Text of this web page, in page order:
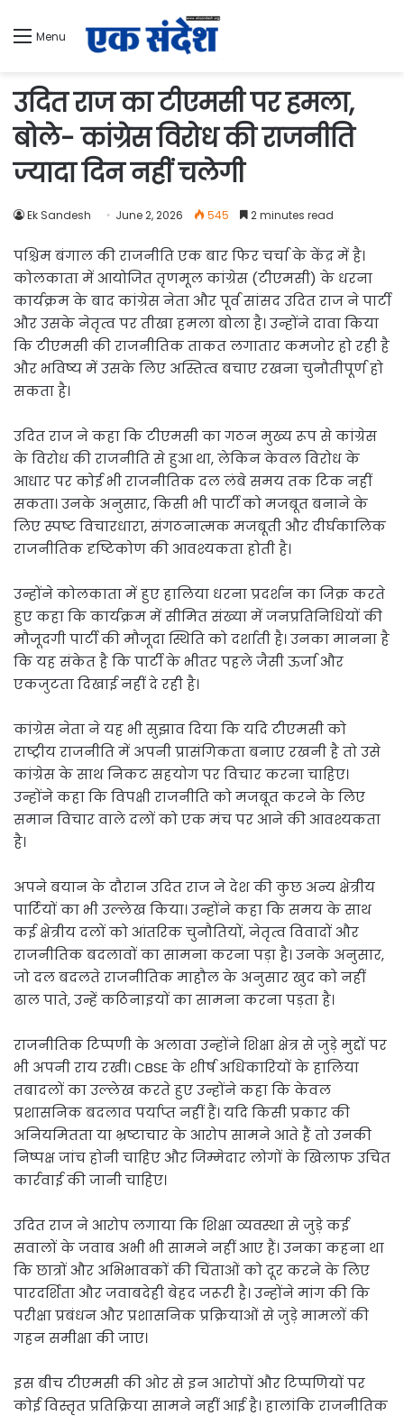
Menu
उदित राज का टीएमसी पर हमला,
बोले- कांग्रेस विरोध की राजनीति
ज्यादा दिन नहीं चलेगी
Ek Sandesh June 2, 2026 545 2 minutes read
पश्चिम बंगाल की राजनीति एक बार फिर चर्चा के केंद्र में है।
कोलकाता में आयोजित तृणमूल कांग्रेस (टीएमसी) के धरना
कार्यक्रम के बाद कांग्रेस नेता और पूर्व सांसद उदित राज ने पार्टी
और उसके नेतृत्व पर तीखा हमला बोला है। उन्होंने दावा किया
कि टीएमसी की राजनीतिक ताकत लगातार कमजोर हो रही है
और भविष्य में उसके लिए अस्तित्व बचाए रखना चुनौतीपूर्ण हो
सकता है।
उदित राज ने कहा कि टीएमसी का गठन मुख्य रूप से कांग्रेस
के विरोध की राजनीति से हुआ था, लेकिन केवल विरोध के
आधार पर कोई भी राजनीतिक दल लंबे समय तक टिक नहीं
सकता। उनके अनुसार, किसी भी पार्टी को मजबूत बनाने के
लिए स्पष्ट विचारधारा, संगठनात्मक मजबूती और दीर्घकालिक
राजनीतिक दृष्टिकोण की आवश्यकता होती है।
उन्होंने कोलकाता में हुए हालिया धरना प्रदर्शन का जिक्र करते
हुए कहा कि कार्यक्रम में सीमित संख्या में जनप्रतिनिधियों की
मौजूदगी पार्टी की मौजूदा स्थिति को दर्शाती है। उनका मानना है
कि यह संकेत है कि पार्टी के भीतर पहले जैसी ऊर्जा और
एकजुटता दिखाई नहीं दे रही है।
कांग्रेस नेता ने यह भी सुझाव दिया कि यदि टीएमसी को
राष्ट्रीय राजनीति में अपनी प्रासंगिकता बनाए रखनी है तो उसे
कांग्रेस के साथ निकट सहयोग पर विचार करना चाहिए।
उन्होंने कहा कि विपक्षी राजनीति को मजबूत करने के लिए
समान विचार वाले दलों को एक मंच पर आने की आवश्यकता
है।
अपने बयान के दौरान उदित राज ने देश की कुछ अन्य क्षेत्रीय
पार्टियों का भी उल्लेख किया। उन्होंने कहा कि समय के साथ
कई क्षेत्रीय दलों को आंतरिक चुनौतियों, नेतृत्व विवादों और
राजनीतिक बदलावों का सामना करना पड़ा है। उनके अनुसार,
जो दल बदलते राजनीतिक माहौल के अनुसार खुद को नहीं
ढाल पाते, उन्हें कठिनाइयों का सामना करना पड़ता है।
राजनीतिक टिप्पणी के अलावा उन्होंने शिक्षा क्षेत्र से जुड़े मुद्दों पर
भी अपनी राय रखी। CBSE के शीर्ष अधिकारियों के हालिया
तबादलों का उल्लेख करते हुए उन्होंने कहा कि केवल
प्रशासनिक बदलाव पर्याप्त नहीं हैं। यदि किसी प्रकार की
अनियमितता या भ्रष्टाचार के आरोप सामने आते हैं तो उनकी
निष्पक्ष जांच होनी चाहिए और जिम्मेदार लोगों के खिलाफ उचित
कार्रवाई की जानी चाहिए।
उदित राज ने आरोप लगाया कि शिक्षा व्यवस्था से जुड़े कई
सवालों के जवाब अभी भी सामने नहीं आए हैं। उनका कहना था
कि छात्रों और अभिभावकों की चिंताओं को दूर करने के लिए
पारदर्शिता और जवाबदेही बेहद जरूरी है। उन्होंने मांग की कि
परीक्षा प्रबंधन और प्रशासनिक प्रक्रियाओं से जुड़े मामलों की
गहन समीक्षा की जाए।
इस बीच टीएमसी की ओर से इन आरोपों और टिप्पणियों पर
कोई विस्तृत प्रतिक्रिया सामने नहीं आई है। हालांकि राजनीतिक